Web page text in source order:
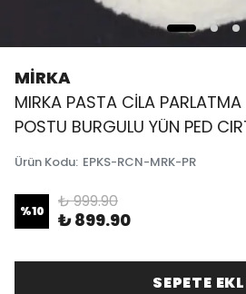
MİRKA
MIRKA PASTA CİLA
POSTU BURGULU YÜN PED
Ürün Kodu: EPKS-RCN-MRK-PR
%10 ₺ 999.90
₺ 899.90
SEPETE